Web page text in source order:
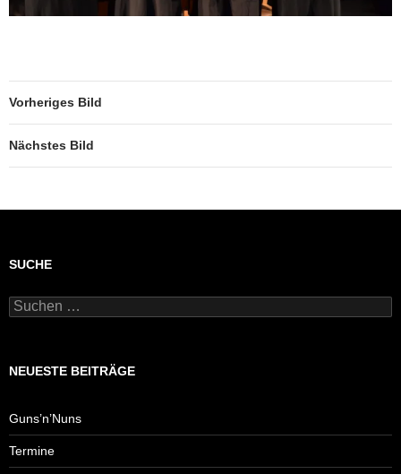
Vorheriges Bild
Nächstes Bild
SUCHE
Suchen
nach:
NEUESTE BEITRÄGE
Guns’n’Nuns
Termine